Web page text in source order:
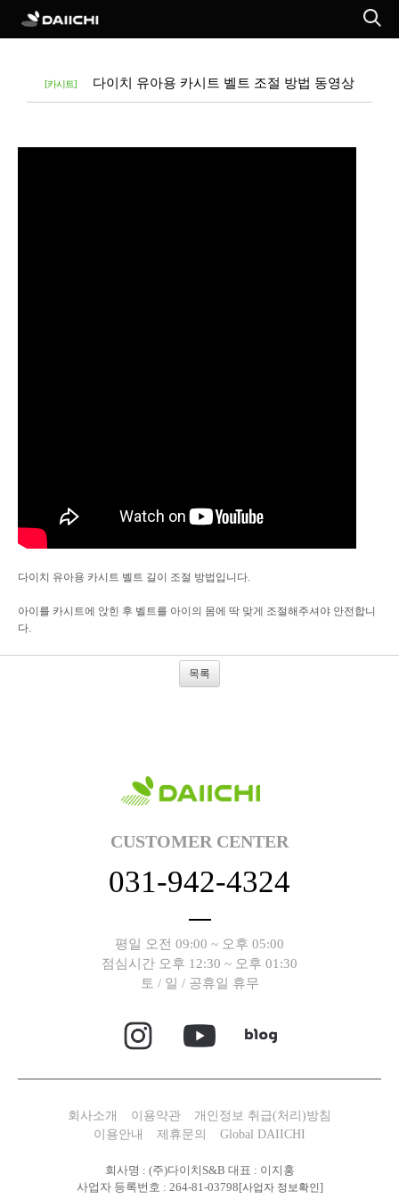
[카시트] 다이치 유아용 카시트 벨트 조절 방법 동영상
다이치 유아용 카시트 벨트 길이 조절 방법입니다.
아이를 카시트에 앉힌 후 벨트를 아이의 몸에 딱 맞게 조절해주셔야 안전합니
다.
목록
CUSTOMER CENTER
031-942-4324
평일 오전 09:00 ~ 오후 05:00
점심시간 오후 12:30 ~ 오후 01:30
토 / 일 / 공휴일 휴무
회사소개 이용약관
개인정보 취급(처리)방침
이용안내
제휴문의 Global DAIICHI
회사명 : (주)다이치S&B 대표 : 이지홍
사업자 등록번호 : 264-81-03798[사업자 정보확인]